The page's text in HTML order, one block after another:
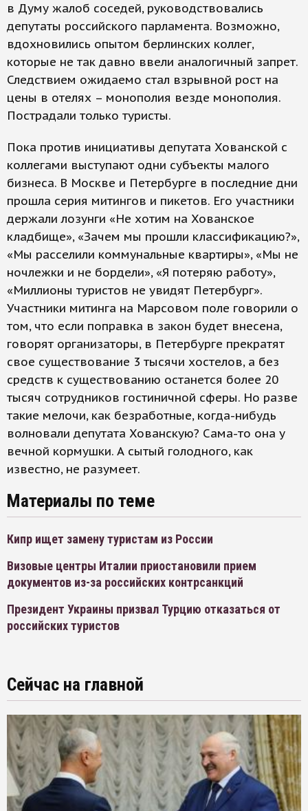
в Думу жалоб соседей, руководствовались
депутаты российского парламента. Возможно,
вдохновились опытом берлинских коллег,
которые не так давно ввели аналогичный запрет.
Следствием ожидаемо стал взрывной рост на
цены в отелях – монополия везде монополия.
Пострадали только туристы.
Пока против инициативы депутата Хованской с
коллегами выступают одни субъекты малого
бизнеса. В Москве и Петербурге в последние дни
прошла серия митингов и пикетов. Его участники
держали лозунги «Не хотим на Хованское
кладбище», «Зачем мы прошли классификацию?»,
«Мы расселили коммунальные квартиры», «Мы не
ночлежки и не бордели», «Я потеряю работу»,
«Миллионы туристов не увидят Петербург».
Участники митинга на Марсовом поле говорили о
том, что если поправка в закон будет внесена,
говорят организаторы, в Петербурге прекратят
свое существование 3 тысячи хостелов, а без
средств к существованию останется более 20
тысяч сотрудников гостиничной сферы. Но разве
такие мелочи, как безработные, когда-нибудь
волновали депутата Хованскую? Сама-то она у
вечной кормушки. А сытый голодного, как
известно, не разумеет.
Материалы по теме
Кипр ищет замену туристам из России
Визовые центры Италии приостановили прием
документов из-за российских контрсанкций
Президент Украины призвал Турцию отказаться от
российских туристов
Сейчас на главной